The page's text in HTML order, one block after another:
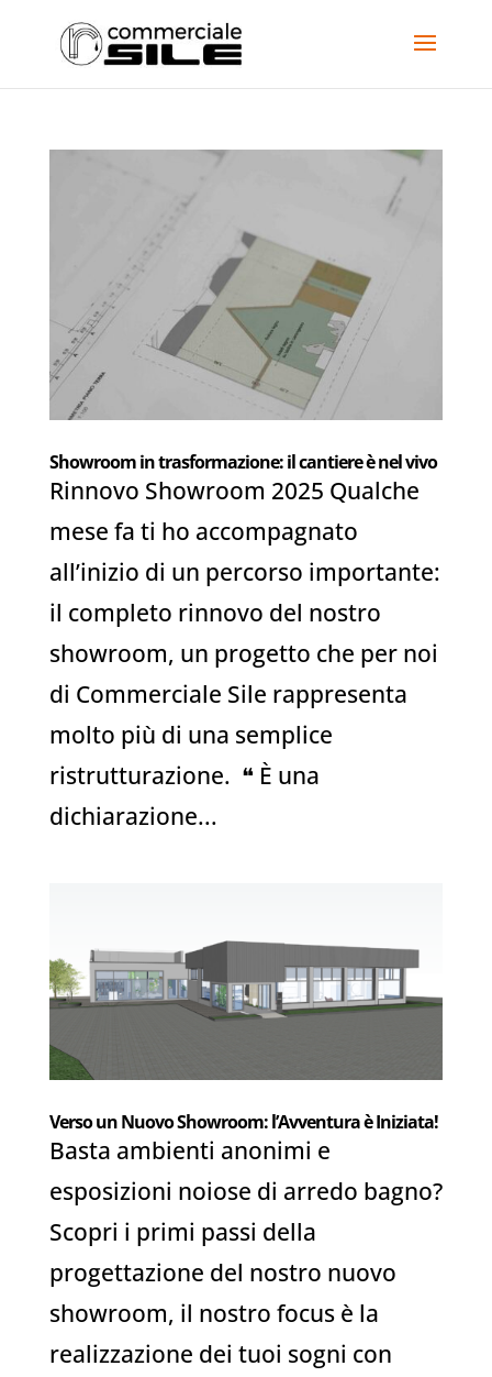
Showroom in trasformazione: il cantiere è nel vivo
Rinnovo Showroom 2025 Qualche
mese fa ti ho accompagnato
all’inizio di un percorso importante:
il completo rinnovo del nostro
showroom, un progetto che per noi
di Commerciale Sile rappresenta
molto più di una semplice
ristrutturazione. ❝ È una
dichiarazione...
Verso un Nuovo Showroom: l’Avventura è Iniziata!
Basta ambienti anonimi e
esposizioni noiose di arredo bagno?
Scopri i primi passi della
progettazione del nostro nuovo
showroom, il nostro focus è la
realizzazione dei tuoi sogni con